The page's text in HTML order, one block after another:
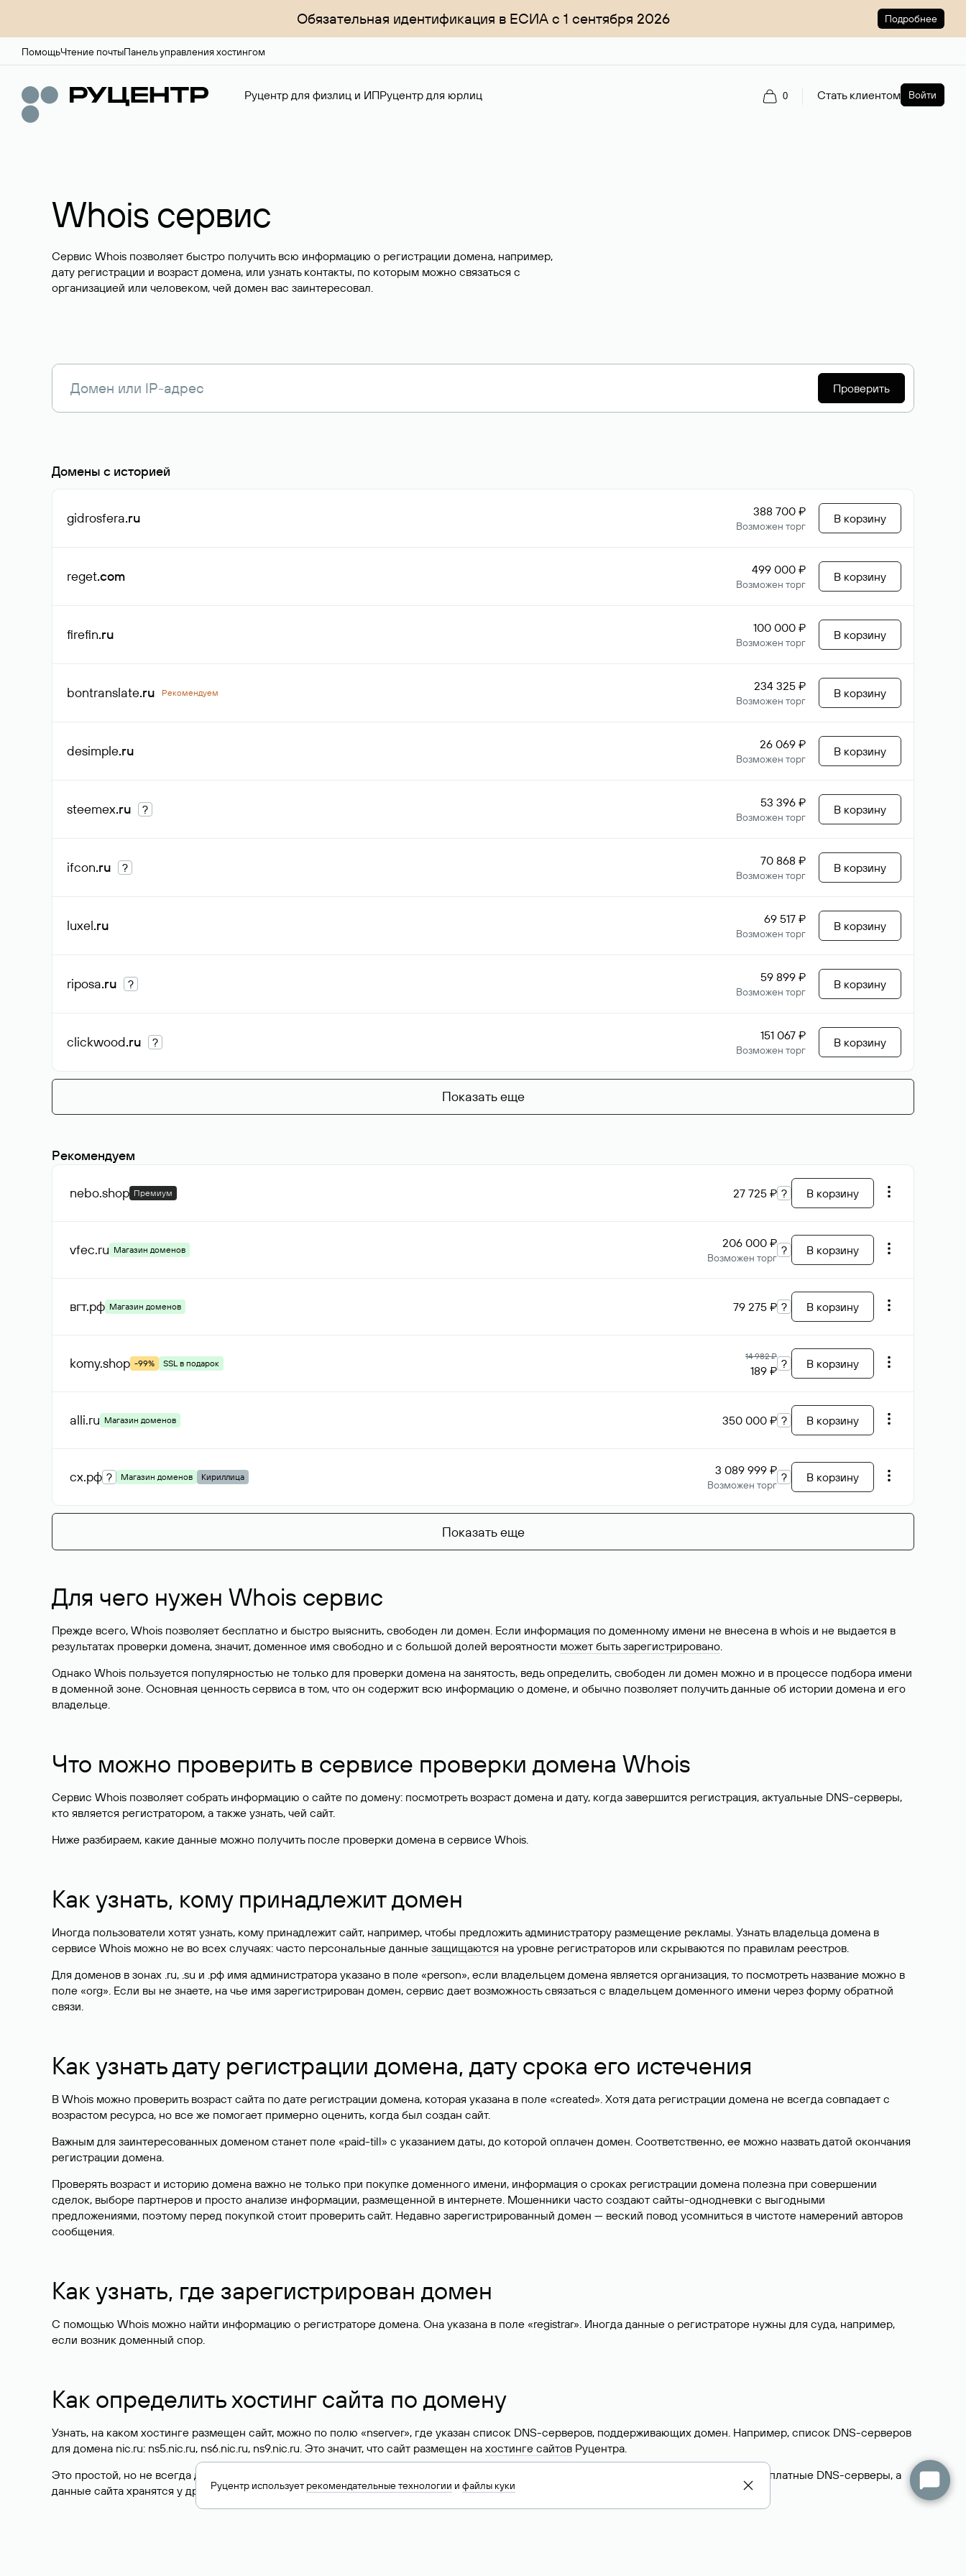
Обязательная идентификация в ЕСИА с 1 сентября 2026 Подробнее
ПомощьЧтение почтыПанель управления хостингом
Руцентр для физлиц и ИПРуцентр для юрлиц 0 Стать клиентом Войти
Whois сервис
Сервис Whois позволяет быстро получить всю информацию о регистрации домена, например,
дату регистрации и возраст домена, или узнать контакты, по которым можно связаться с
организацией или человеком, чей домен вас заинтересовал.
Проверить
Домены с историей
gidrosfera.ru 388 700 ₽
Возможен торг
В корзину
reget.com 499 000 ₽
Возможен торг
В корзину
firefin.ru 100 000 ₽
Возможен торг
В корзину
bontranslate.ru Рекомендуем 234 325 ₽
Возможен торг
В корзину
desimple.ru 26 069 ₽
Возможен торг
В корзину
steemex.ru ? 53 396 ₽
Возможен торг
В корзину
ifcon.ru ? 70 868 ₽
Возможен торг
В корзину
luxel.ru 69 517 ₽
Возможен торг
В корзину
riposa.ru ? 59 899 ₽
Возможен торг
В корзину
clickwood.ru ? 151 067 ₽
Возможен торг
В корзину
Показать еще
Рекомендуем
nebo.shop Премиум 27 725 ₽ ? В корзину
vfec.ru Магазин доменов 206 000 ₽
Возможен торг
? В корзину
вгт.рф Магазин доменов 79 275 ₽ ? В корзину
komy.shop -99% SSL в подарок
14 982 ₽
189 ₽ ? В корзину
alli.ru Магазин доменов 350 000 ₽ ? В корзину
сх.рф ? Магазин доменов Кириллица 3 089 999 ₽
Возможен торг
? В корзину
Показать еще
Для чего нужен Whois сервис
Прежде всего, Whois позволяет бесплатно и быстро выяснить, свободен ли домен. Если информация по доменному имени не внесена в whois и не выдается в
результатах проверки домена, значит, доменное имя свободно и с большой долей вероятности может быть зарегистрировано.
Однако Whois пользуется популярностью не только для проверки домена на занятость, ведь определить, свободен ли домен можно и в процессе подбора имени
в доменной зоне. Основная ценность сервиса в том, что он содержит всю информацию о домене, и обычно позволяет получить данные об истории домена и его
владельце.
Что можно проверить в сервисе проверки домена Whois
Сервис Whois позволяет собрать информацию о сайте по домену: посмотреть возраст домена и дату, когда завершится регистрация, актуальные DNS-серверы,
кто является регистратором, а также узнать, чей сайт.
Ниже разбираем, какие данные можно получить после проверки домена в сервисе Whois.
Как узнать, кому принадлежит домен
Иногда пользователи хотят узнать, кому принадлежит сайт, например, чтобы предложить администратору размещение рекламы. Узнать владельца домена в
сервисе Whois можно не во всех случаях: часто персональные данные защищаются на уровне регистраторов или скрываются по правилам реестров.
Для доменов в зонах .ru, .su и .рф имя администратора указано в поле «person», если владельцем домена является организация, то посмотреть название можно в
поле «org». Если вы не знаете, на чье имя зарегистрирован домен, сервис дает возможность связаться с владельцем доменного имени через форму обратной
связи.
Как узнать дату регистрации домена, дату срока его истечения
В Whois можно проверить возраст сайта по дате регистрации домена, которая указана в поле «created». Хотя дата регистрации домена не всегда совпадает с
возрастом ресурса, но все же помогает примерно оценить, когда был создан сайт.
Важным для заинтересованных доменом станет поле «paid-till» с указанием даты, до которой оплачен домен. Соответственно, ее можно назвать датой окончания
регистрации домена.
Проверять возраст и историю домена важно не только при покупке доменного имени, информация о сроках регистрации домена полезна при совершении
сделок, выборе партнеров и просто анализе информации, размещенной в интернете. Мошенники часто создают сайты-однодневки с выгодными
предложениями, поэтому перед покупкой стоит проверить сайт. Недавно зарегистрированный домен — веский повод усомниться в чистоте намерений авторов
сообщения.
Как узнать, где зарегистрирован домен
С помощью Whois можно найти информацию о регистраторе домена. Она указана в поле «registrar». Иногда данные о регистраторе нужны для суда, например,
если возник доменный спор.
Как определить хостинг сайта по домену
Узнать, на каком хостинге размещен сайт, можно по полю «nserver», где указан список DNS-серверов, поддерживающих домен. Например, список DNS-серверов
для домена nic.ru: ns5.nic.ru, ns6.nic.ru, ns9.nic.ru. Это значит, что сайт размещен на хостинге сайтов Руцентра.
Это простой, но не всегда достоверный способ узнать хостинг-провайдера сайта. Иногда владельцы сайтов делегируют домен на бесплатные DNS-серверы, а
данные сайта хранятся у другого хостинг-провайдера.
Руцентр использует рекомендательные технологии и файлы куки